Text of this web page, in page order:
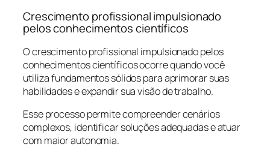
Crescimento profissional impulsionado
pelos conhecimentos científicos
O crescimento profissional impulsionado pelos
conhecimentos científicos ocorre quando você
utiliza fundamentos sólidos para aprimorar suas
habilidades e expandir sua visão de trabalho.
Esse processo permite compreender cenários
complexos, identificar soluções adequadas e atuar
com maior autonomia.